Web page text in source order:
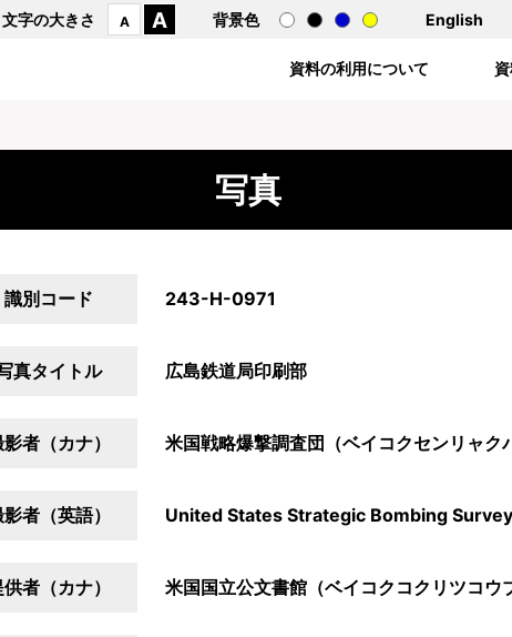
文字の大きさ A A 背景色 English
資料の利用について
写真
識別コード 243-H-0971
真タイトル 広島鉄道局印刷部
者（カナ） 米国戦略爆撃調査団（ベイコクセンリャク
者（英語） United States Strategic Bombing Survey
者（カナ） 米国国立公文書館（ベイコクコクリツコウ